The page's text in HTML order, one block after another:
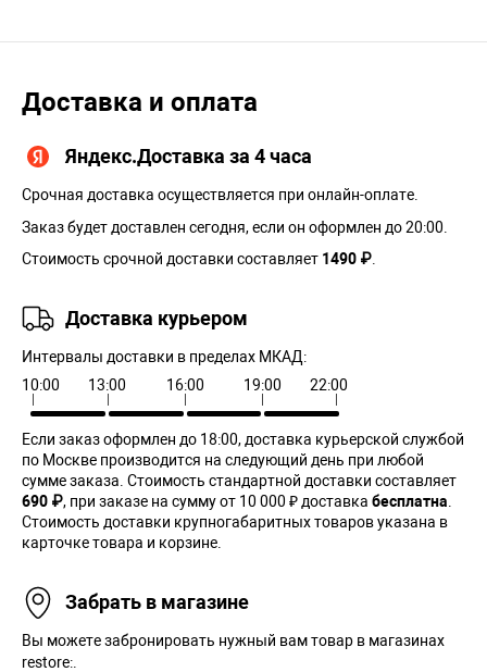
Доставка и оплата
Яндекс.Доставка за 4 часа
Срочная доставка осуществляется при онлайн-оплате.
Заказ будет доставлен сегодня, если он оформлен до 20:00.
Стоимость срочной доставки составляет 1490 ₽
Доставка курьером
Интервалы доставки в пределах МКАД:
10:00
13:00 16:00 19:00 22:00
Если заказ оформлен до 18:00, доставка курьерской службой
по Москве производится на следующий день при любой
сумме заказа. Cтоимость стандартной доставки составляет
690 ₽, при заказе на сумму от 10 000 ₽ доставка бесплатна
Стоимость доставки крупногабаритных товаров указана в
карточке товара и корзине.
Забрать в магазине
Вы можете забронировать нужный вам товар в магазинах
restore:.